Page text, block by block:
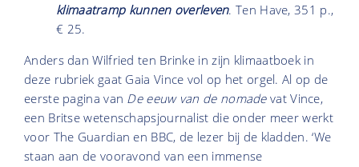
klimaatramp kunnen overleven. Ten Have, 351 p.,
€ 25.
Anders dan Wilfried ten Brinke in zijn klimaatboek in
deze rubriek gaat Gaia Vince vol op het orgel. Al op de
eerste pagina van De eeuw van de nomadevat Vince,
een Britse wetenschapsjournalist die onder meer werkt
voor The Guardian en BBC, de lezer bij de kladden. ‘We
staan aan de vooravond van een immense